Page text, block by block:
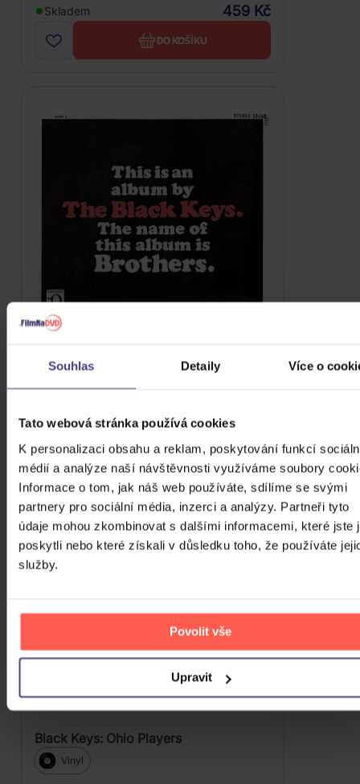
Souhlas Detaily Více o
Tato webová stránka používá cookies
K personalizaci obsahu a reklam, poskytování funkcí
médií a analýze naší návštěvnosti využíváme soubory
Informace o tom, jak náš web používáte, sdílíme se svými
partnery pro sociální média, inzerci a analýzy. Partneři tyto
údaje mohou zkombinovat s dalšími informacemi, které jste
poskytli nebo které získali v důsledku toho, že používáte
služby.
Povolit vše
Upravit
Skladem 459 Kč
DO KOŠÍKU
2Vinyl
HLÍDAT DOSTUPNOST
Black Keys: Ohio Players
Vinyl